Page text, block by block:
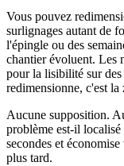
Vous pouvez
surlignages autant de
l'épingle ou des
chantier évoluent. Les
pour la lisibilité sur
redimensionne, c'est la
Aucune supposition.
problème est-il
secondes et
plus tard.